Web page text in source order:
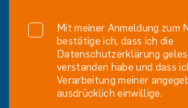
Mit meiner Anmeldung zum
bestätige ich, dass ich die
Datenschutzerklärung
verstanden habe und dass
Verarbeitung meiner
ausdrücklich einwillige.